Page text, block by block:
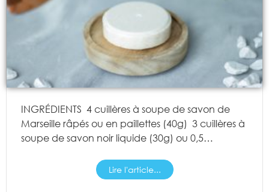
INGRÉDIENTS 4 cuillères à soupe de savon de
Marseille râpés ou en paillettes (40g) 3 cuillères à
soupe de savon noir liquide (30g) ou 0,5…
Lire l'article...